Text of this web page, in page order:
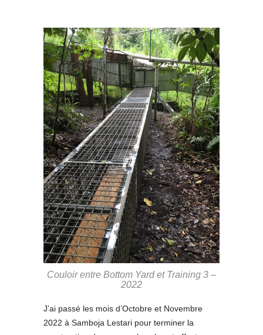
Couloir entre Bottom Yard et Training 3 –
2022
J’ai passé les mois d’Octobre et Novembre
2022 à Samboja Lestari pour terminer la